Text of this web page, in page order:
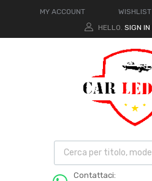
MY ACCOUNT WISHLIST
HELLO. SIGN IN
Contattaci: